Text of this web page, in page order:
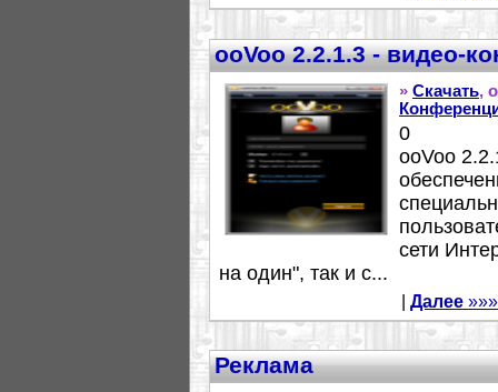
ooVoo 2.2.1.3 - видео-
» Скачать,
0
ooVoo
сети
на один", так и с...
Далее »»»
Реклама